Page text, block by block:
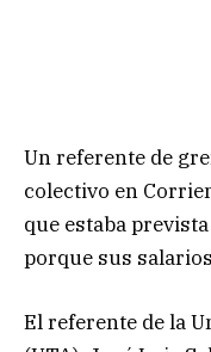
Un referente de
colectivo en
que estaba
porque sus
El referente de la